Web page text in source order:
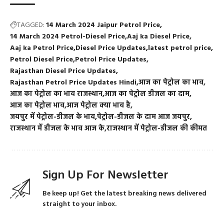
TAGGED:14 March 2024 Jaipur Petrol Price
14 March 2024 Petrol-Diesel PriceAaj ka Diesel Price
Aaj ka Petrol Price Diesel Price Updates latest petrol price
Petrol Diesel Price Petrol Price Updates
Rajasthan Diesel Price Updates
Rajasthan Petrol Price Updates Hindiआज का पेट्रोल का भाव
आज का पेट्रोल का भाव राजस्थानआज का पेट्रोल डीजल का दाम
आज का पेट्रोल भावआज पेट्रोल क्या भाव है
जयपुर में पेट्रोल-डीजल के भावपेट्रोल-डीजल के दाम आज जयपुर
राजस्थान में डीजल के भाव आज केराजस्थान में पेट्रोल-डीजल की कीमत
Sign Up For Newsletter
Be keep up! Get the latest breaking news delivered
straight to your inbox.